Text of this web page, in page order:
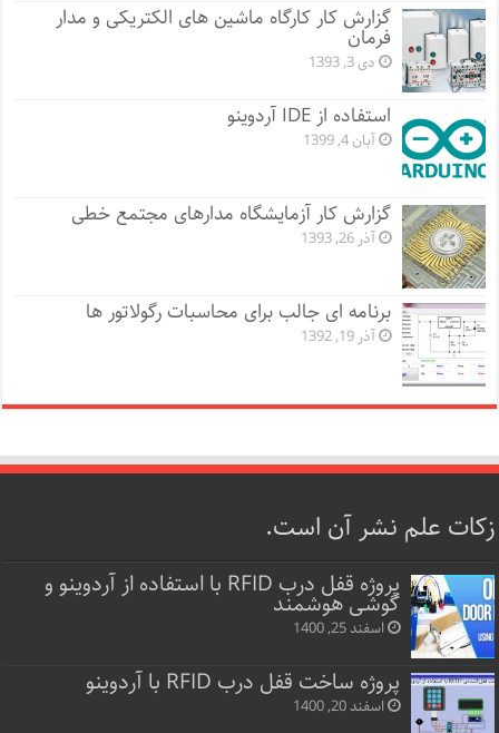
گزارش کار کارگاه ماشین های الکتریکی و مدار
فرمان
دی 3, 1393
استفاده از IDE آردوینو
آبان 4, 1399
گزارش کار آزمایشگاه مدارهای مجتمع خطی
آذر 26, 1393
برنامه ای جالب برای محاسبات رگولاتور ها
آذر 19, 1392
زکات علم نشر آن است.
پروژه قفل‌ درب RFID با استفاده از آردوینو و
گوشی هوشمند
اسفند 25, 1400
پروژه ساخت قفل‌ درب RFID با آردوینو
اسفند 20, 1400